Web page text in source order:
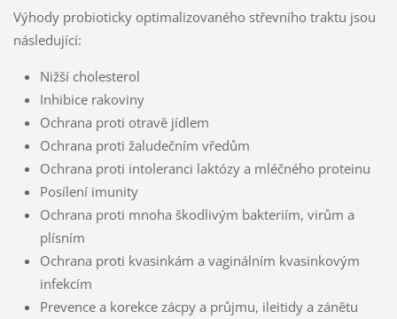
Výhody probioticky optimalizovaného střevního traktu jsou
následující:
Nižší cholesterol
Inhibice rakoviny
Ochrana proti otravě jídlem
Ochrana proti žaludečním vředům
Ochrana proti intoleranci laktózy a mléčného proteinu
Posílení imunity
Ochrana proti mnoha škodlivým bakteriím, virům a
plísním
Ochrana proti kvasinkám a vaginálním kvasinkovým
infekcím
Prevence a korekce zácpy a průjmu, ileitidy a zánětu